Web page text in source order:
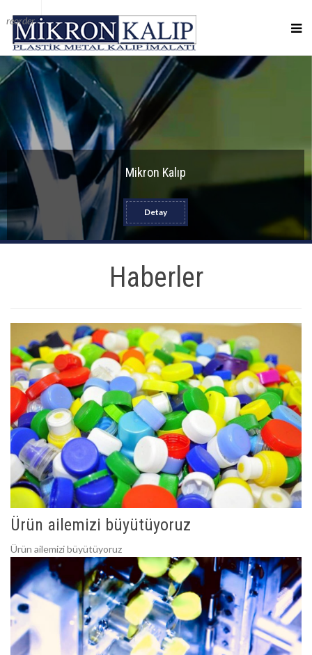
reorder
Mikron Kalıp
Detay
Haberler
Ürün ailemizi büyütüyoruz
Ürün ailemizi büyütüyoruz